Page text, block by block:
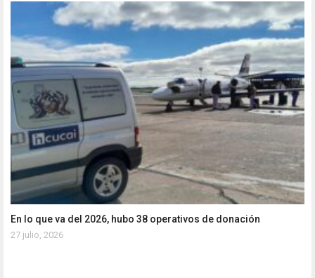
En lo que va del 2026, hubo 38 operativos de donación
27 julio, 2026